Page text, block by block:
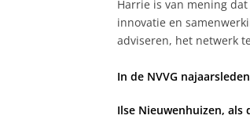
Harrie is van mening
innovatie en
adviseren, het netwerk
In de NVVG
Ilse Nieuwenhuizen,